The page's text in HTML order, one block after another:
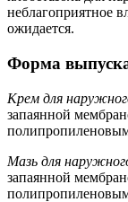
неблагоприятное
ожидается.
Форма
Крем для
запаянной
полипропиленовым
Мазь для
запаянной
полипропиленовым